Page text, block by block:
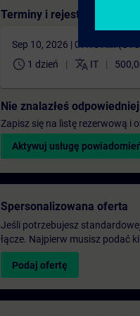
Terminy i rejestracja
Sep 10, 2026 | 07:15 AM
schedule 1 dzień translate IT
Nie znalazłeś
Zapisz się na listę rezerwową i
Aktywuj usługę
Spersonalizowana oferta
Jeśli potrzebujesz
łącze. Najpierw musisz podać
Podaj ofertę